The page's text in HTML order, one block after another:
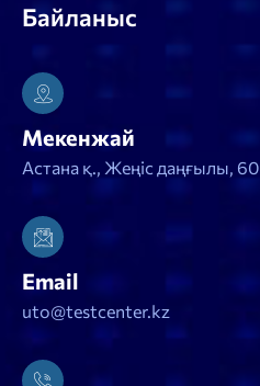
Байланыс
Мекенжай
Астана қ., Жеңіс даңғылы, 60
Email
uto@testcenter.kz